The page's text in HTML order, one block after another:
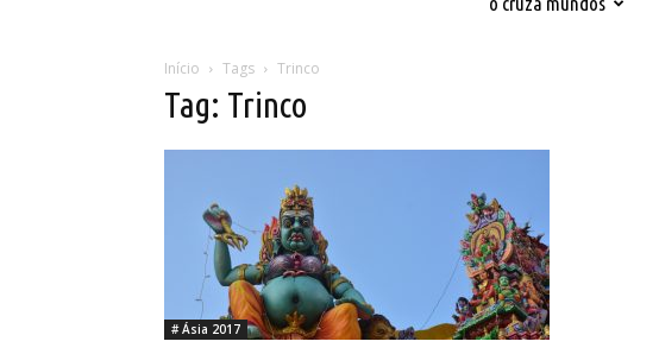
Início Tags Trinco
Tag: Trinco
# Ásia 2017